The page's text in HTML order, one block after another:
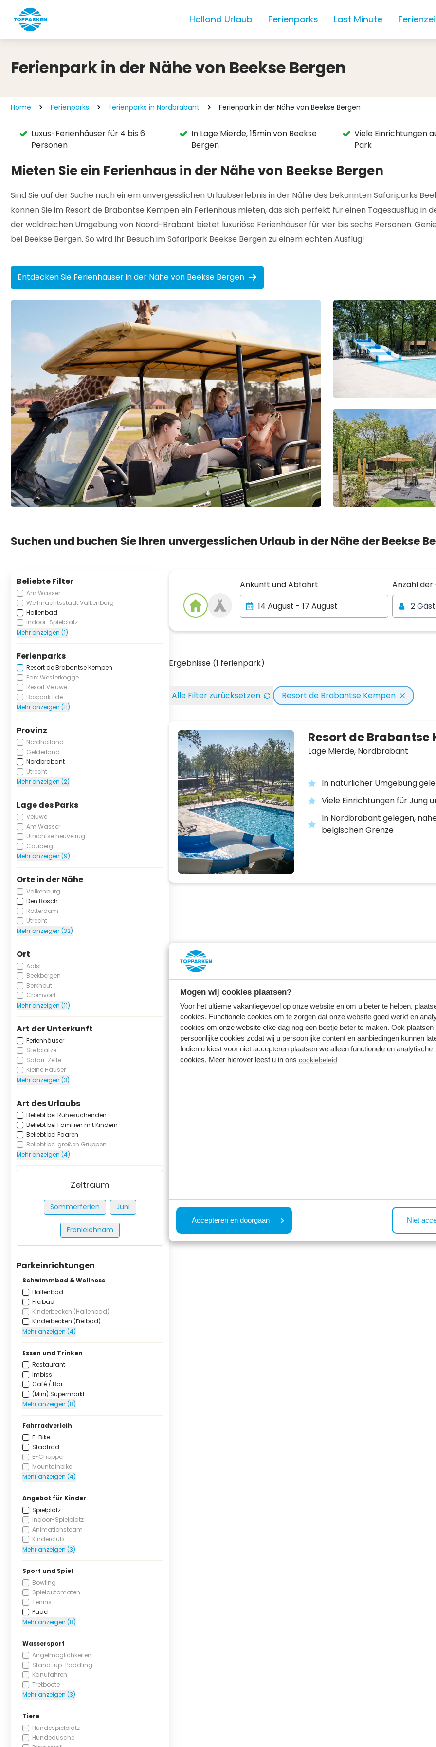
Mogen wij cookies plaatsen?
Voor het ultieme vakantiegevoel op onze website en om u beter te helpen,
cookies. Functionele cookies om te zorgen dat onze website goed werkt en
cookies om onze website elke dag nog een beetje beter te maken. Ook plaatsen
persoonlijke cookies zodat wij u persoonlijke content en aanbiedingen kunnen
Indien u kiest voor niet accepteren plaatsen we alleen functionele en analytische
cookies. Meer hierover leest u in ons cookiebeleid
Accepteren en doorgaan Niet
Holland Urlaub Ferienparks Last Minute
Ferienpark in der Nähe von Beekse Bergen
Home Ferienparks Ferienparks in Nordbrabant Ferienpark in der Nähe von Beekse Bergen
Luxus-Ferienhäuser für 4 bis 6
Personen
In Lage Mierde, 15min von Beekse
Bergen
Viele Einrichtungen
Park
Mieten Sie ein Ferienhaus in der Nähe von Beekse Bergen
Sind Sie auf der Suche nach einem unvergesslichen Urlaubserlebnis in der Nähe des bekannten Safariparks
können Sie im Resort de Brabantse Kempen ein Ferienhaus mieten, das sich perfekt für einen Tagesausflug in
der waldreichen Umgebung von Noord-Brabant bietet luxuriöse Ferienhäuser für vier bis sechs Personen.
bei Beekse Bergen. So wird Ihr Besuch im Safaripark Beekse Bergen zu einem echten Ausflug!
Entdecken Sie Ferienhäuser in der Nähe von Beekse Bergen
Suchen und buchen Sie Ihren unvergesslichen Urlaub in der Nähe der Beekse
Beliebte Filter
Am Wasser
Weihnachtsstadt Valkenburg
Hallenbad
Indoor-Spielplatz
Mehr anzeigen (1)
Ferienparks
Resort de Brabantse Kempen
Park Westerkogge
Resort Veluwe
Bospark Ede
Mehr anzeigen (11)
Provinz
Nordholland
Gelderland
Nordbrabant
Utrecht
Mehr anzeigen (2)
Lage des Parks
Veluwe
Am Wasser
Utrechtse heuvelrug
Cauberg
Mehr anzeigen (9)
Orte in der Nähe
Valkenburg
Den Bosch
Rotterdam
Utrecht
Mehr anzeigen (32)
Ort
Aalst
Beekbergen
Berkhout
Cromvoirt
Mehr anzeigen (11)
Art der Unterkunft
Ferienhäuser
Stellplätze
Safari-Zelte
Kleine Häuser
Mehr anzeigen (3)
Art des Urlaubs
Beliebt bei Ruhesuchenden
Beliebt bei Familien mit Kindern
Beliebt bei Paaren
Beliebt bei großen Gruppen
Mehr anzeigen (4)
Zeitraum
Sommerferien Juni
Fronleichnam
Parkeinrichtungen
Schwimmbad & Wellness
Hallenbad
Freibad
Kinderbecken (Hallenbad)
Kinderbecken (Freibad)
Mehr anzeigen (4)
Essen und Trinken
Restaurant
Imbiss
Café / Bar
(Mini) Supermarkt
Mehr anzeigen (8)
Fahrradverleih
E-Bike
Stadtrad
E-Chopper
Mountainbike
Mehr anzeigen (4)
Angebot für Kinder
Spielplatz
Indoor-Spielplatz
Animationsteam
Kinderclub
Mehr anzeigen (3)
Sport und Spiel
Bowling
Spielautomaten
Tennis
Padel
Mehr anzeigen (8)
Wassersport
Angelmöglichkeiten
Stand-up-Paddling
Kanufahren
Tretboote
Mehr anzeigen (3)
Tiere
Hundespielplatz
Hundedusche
Ankunft und Abfahrt Anzahl der
Anzahl der
2
Ergebnisse (1 ferienpark)
Alle Filter zurücksetzen Resort de Brabantse Kempen
Resort de Brabantse
Lage Mierde, Nordbrabant
In natürlicher Umgebung
Viele Einrichtungen für Jung
In Nordbrabant gelegen,
belgischen Grenze